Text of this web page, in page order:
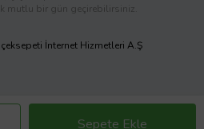
Sepete Ekle
mutlu bir gün geçirebilirsiniz.
İnternet Hizmetleri A.Ş